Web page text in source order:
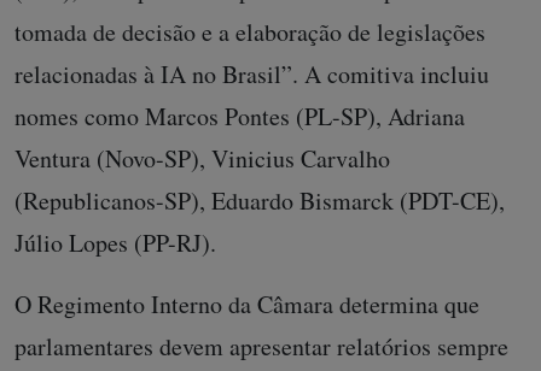
tomada de decisão e a elaboração de legislações
relacionadas à IA no Brasil”. A comitiva incluiu
nomes como Marcos Pontes (PL-SP), Adriana
Ventura (Novo-SP), Vinicius Carvalho
(Republicanos-SP), Eduardo Bismarck (PDT-CE),
Júlio Lopes (PP-RJ).
O Regimento Interno da Câmara determina que
parlamentares devem apresentar relatórios sempre